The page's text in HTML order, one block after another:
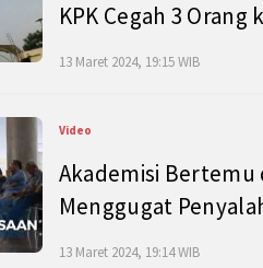
KPK Cegah 3 Orang
13 Maret 2024, 19:15 WIB
Video
Akademisi Bertemu
Menggugat
13 Maret 2024, 19:14 WIB